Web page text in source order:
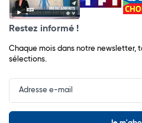
Restez informé !
Chaque mois dans notre newsletter,
sélections.
Input
Newsletter